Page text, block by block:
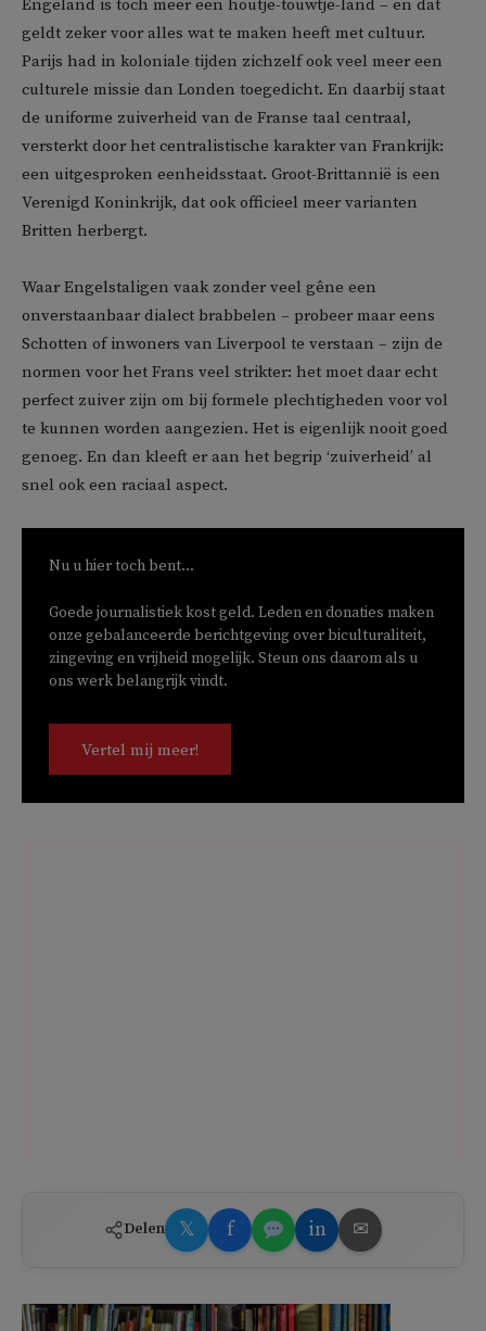
Engeland is toch meer een houtje-touwtje-land – en dat
geldt zeker voor alles wat te maken heeft met cultuur.
Parijs had in koloniale tijden zichzelf ook veel meer een
culturele missie dan Londen toegedicht. En daarbij staat
de uniforme zuiverheid van de Franse taal centraal,
versterkt door het centralistische karakter van Frankrijk:
een uitgesproken eenheidsstaat. Groot-Brittannië is een
Verenigd Koninkrijk, dat ook officieel meer varianten
Britten herbergt.
Waar Engelstaligen vaak zonder veel gêne een
onverstaanbaar dialect brabbelen – probeer maar eens
Schotten of inwoners van Liverpool te verstaan – zijn de
normen voor het Frans veel strikter: het moet daar echt
perfect zuiver zijn om bij formele plechtigheden voor vol
te kunnen worden aangezien. Het is eigenlijk nooit goed
genoeg. En dan kleeft er aan het begrip ‘zuiverheid’ al
snel ook een raciaal aspect.
Nu u hier toch bent...
Goede journalistiek kost geld. Leden en donaties maken
onze gebalanceerde berichtgeving over biculturaliteit,
zingeving en vrijheid mogelijk. Steun ons daarom als u
ons werk belangrijk vindt.
Vertel mij meer!
Delen 𝕏 f in ✉